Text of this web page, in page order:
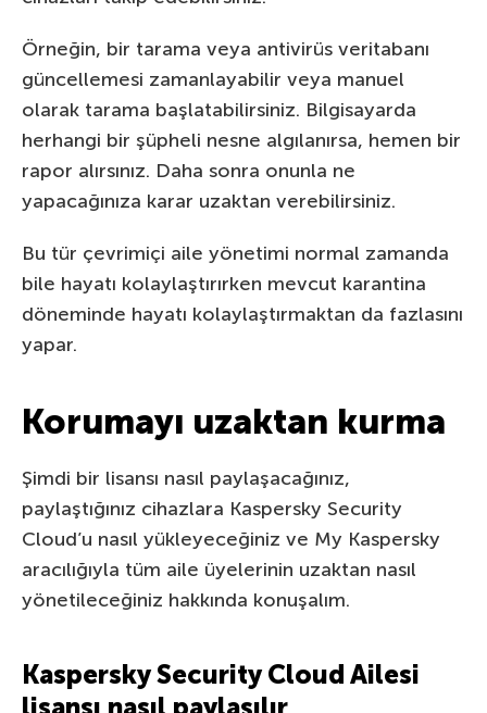
Örneğin, bir tarama veya antivirüs veritabanı
güncellemesi zamanlayabilir veya manuel
olarak tarama başlatabilirsiniz. Bilgisayarda
herhangi bir şüpheli nesne algılanırsa, hemen bir
rapor alırsınız. Daha sonra onunla ne
yapacağınıza karar uzaktan verebilirsiniz.
Bu tür çevrimiçi aile yönetimi normal zamanda
bile hayatı kolaylaştırırken mevcut karantina
döneminde hayatı kolaylaştırmaktan da fazlasını
yapar.
Korumayı uzaktan kurma
Şimdi bir lisansı nasıl paylaşacağınız,
paylaştığınız cihazlara Kaspersky Security
Cloud’u nasıl yükleyeceğiniz ve My Kaspersky
aracılığıyla tüm aile üyelerinin uzaktan nasıl
yönetileceğiniz hakkında konuşalım.
Kaspersky Security Cloud Ailesi
lisansı nasıl paylaşılır